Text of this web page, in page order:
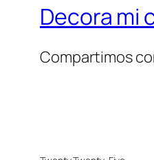
Decora mi
Compartimos